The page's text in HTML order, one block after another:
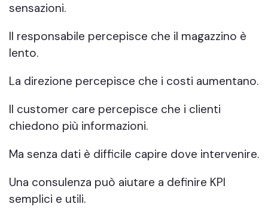
sensazioni.
Il responsabile percepisce che il magazzino è
lento.
La direzione percepisce che i costi aumentano.
Il customer care percepisce che i clienti
chiedono più informazioni.
Ma senza dati è difficile capire dove intervenire.
Una consulenza può aiutare a definire KPI
semplici e utili.